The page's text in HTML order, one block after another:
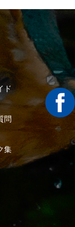
ド
問
集